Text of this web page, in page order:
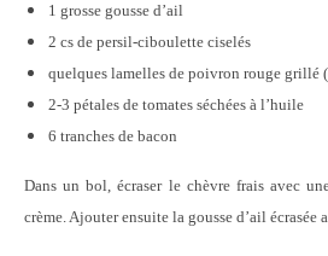
1 grosse gousse d’ail
2 cs de persil-ciboulette ciselés
quelques lamelles de poivron rouge grillé
2-3 pétales de tomates séchées à l’huile
6 tranches de bacon
Dans un bol, écraser le chèvre frais avec
crème. Ajouter ensuite la gousse d’ail écrasée